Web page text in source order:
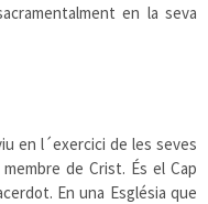
en la seva
en l´exercici de les seves
de Crist. És el Cap
En una Església que